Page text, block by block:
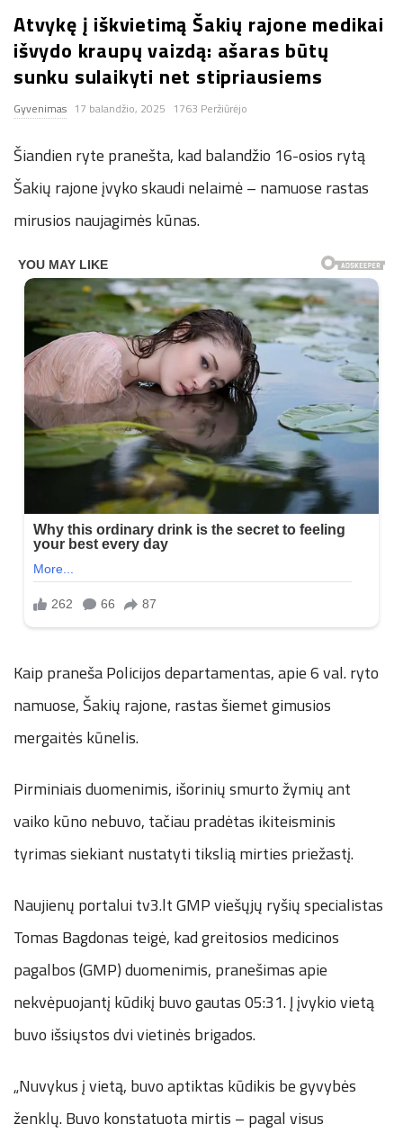
n
.
n
e
t
Atvykę į iškvietimą Šakių rajone medikai
išvydo kraupų vaizdą: ašaras būtų
sunku sulaikyti net stipriausiems
Gyvenimas 17 balandžio, 2025 1763 Peržiūrėjo
Šiandien ryte pranešta, kad balandžio 16-osios rytą
Šakių rajone įvyko skaudi nelaimė – namuose rastas
mirusios naujagimės kūnas.
Kaip praneša Policijos departamentas, apie 6 val. ryto
namuose, Šakių rajone, rastas šiemet gimusios
mergaitės kūnelis.
Pirminiais duomenimis, išorinių smurto žymių ant
vaiko kūno nebuvo, tačiau pradėtas ikiteisminis
tyrimas siekiant nustatyti tikslią mirties priežastį.
Naujienų portalui tv3.lt GMP viešųjų ryšių specialistas
Tomas Bagdonas teigė, kad greitosios medicinos
pagalbos (GMP) duomenimis, pranešimas apie
nekvėpuojantį kūdikį buvo gautas 05:31. Į įvykio vietą
buvo išsiųstos dvi vietinės brigados.
„Nuvykus į vietą, buvo aptiktas kūdikis be gyvybės
ženklų. Buvo konstatuota mirtis – pagal visus